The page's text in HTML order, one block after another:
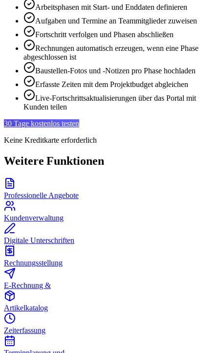
Arbeitsphasen mit Start- und Enddaten definieren
Aufgaben und Termine an Teammitglieder zuweisen
Fortschritt verfolgen und Phasen abschließen
Rechnungen automatisch erzeugen, wenn eine Phase
abgeschlossen ist
Baustellen-Fotos und -Notizen pro Phase hochladen
Erfasste Zeiten mit dem Projektbudget abgleichen
Live-Fortschrittsaktualisierungen über das Portal mit
Kunden teilen
30 Tage kostenlos testen
Keine Kreditkarte erforderlich
Weitere Funktionen
Professionelle Angebote
Kundenverwaltung
Digitale Unterschriften
Rechnungsstellung
E-Rechnung &
Artikelkatalog
Zeiterfassung